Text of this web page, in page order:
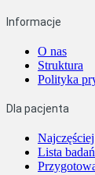
Informacje
O nas
Struktura
Polityka
Dla pacjenta
Lista badań